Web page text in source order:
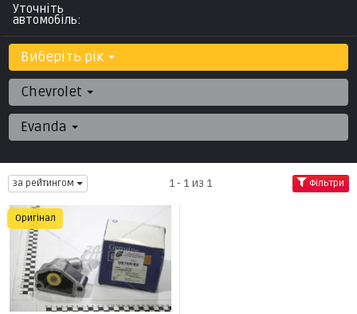
Уточніть
автомобіль:
Виберіть рік
Chevrolet
Evanda
за рейтингом 1 - 1 из 1 Фільтри
Оригінал